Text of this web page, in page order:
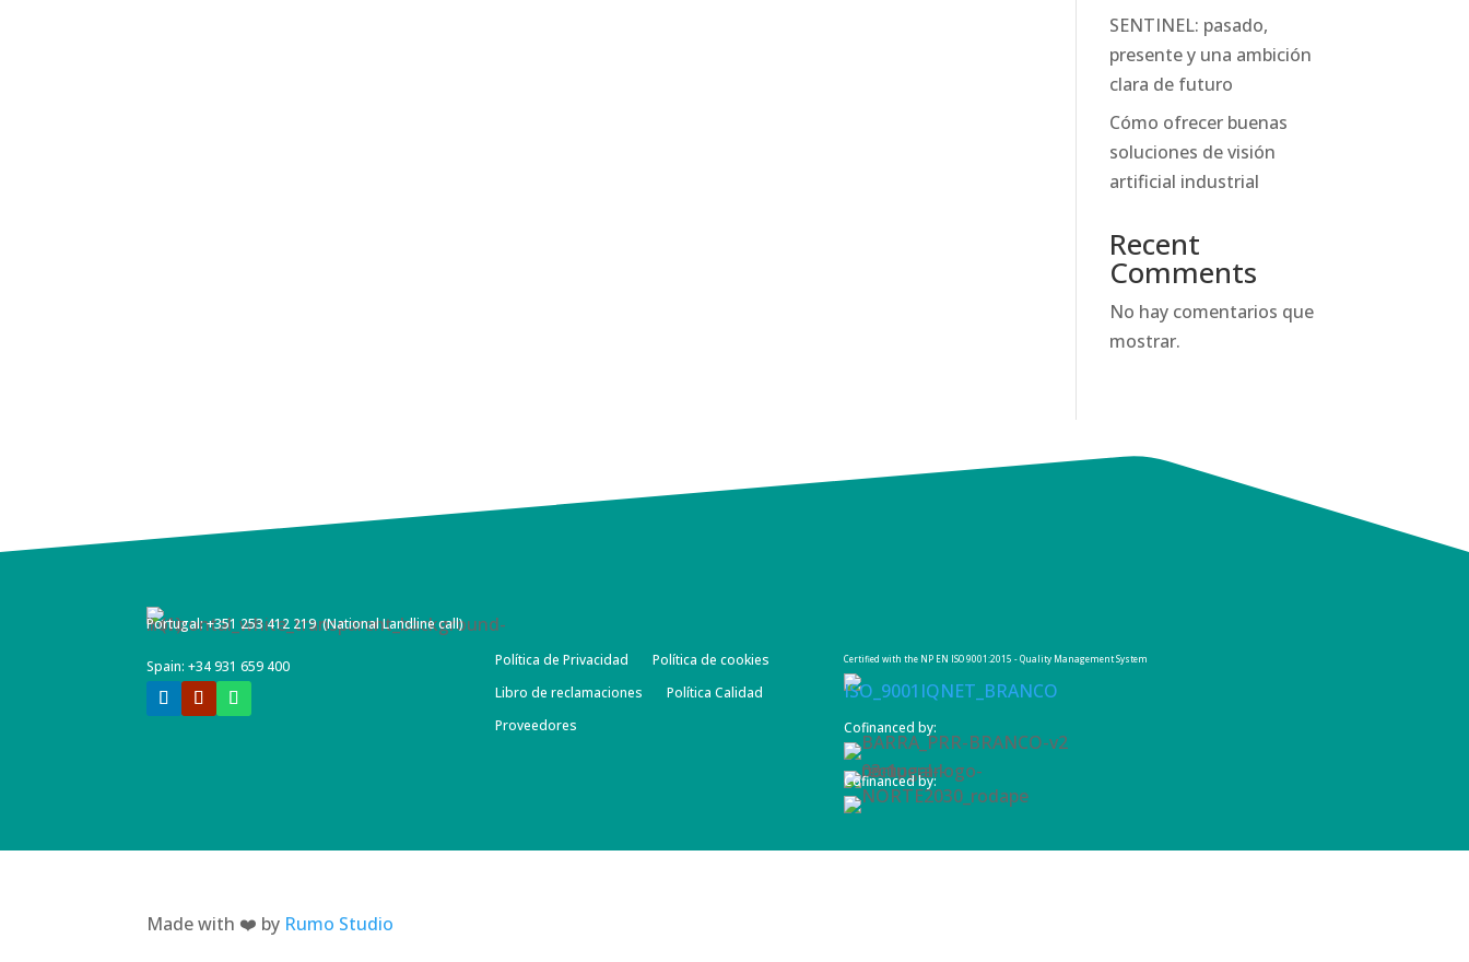
SENTINEL: pasado,
presente y una ambición
clara de futuro
Cómo ofrecer buenas
soluciones de visión
artificial industrial
Recent
Comments
No hay comentarios que
mostrar.
Portugal:+351 253 412 219 (National Landline call)
Spain: +34 931 659 400 Política de Privacidad
Política de cookies
Libro de reclamaciones
Política Calidad
Proveedores
Certified with the NP EN ISO 9001:2015 - Quality Management System
Cofinanced by:
Cofinanced by:
Made with ❤️ by Rumo Studio